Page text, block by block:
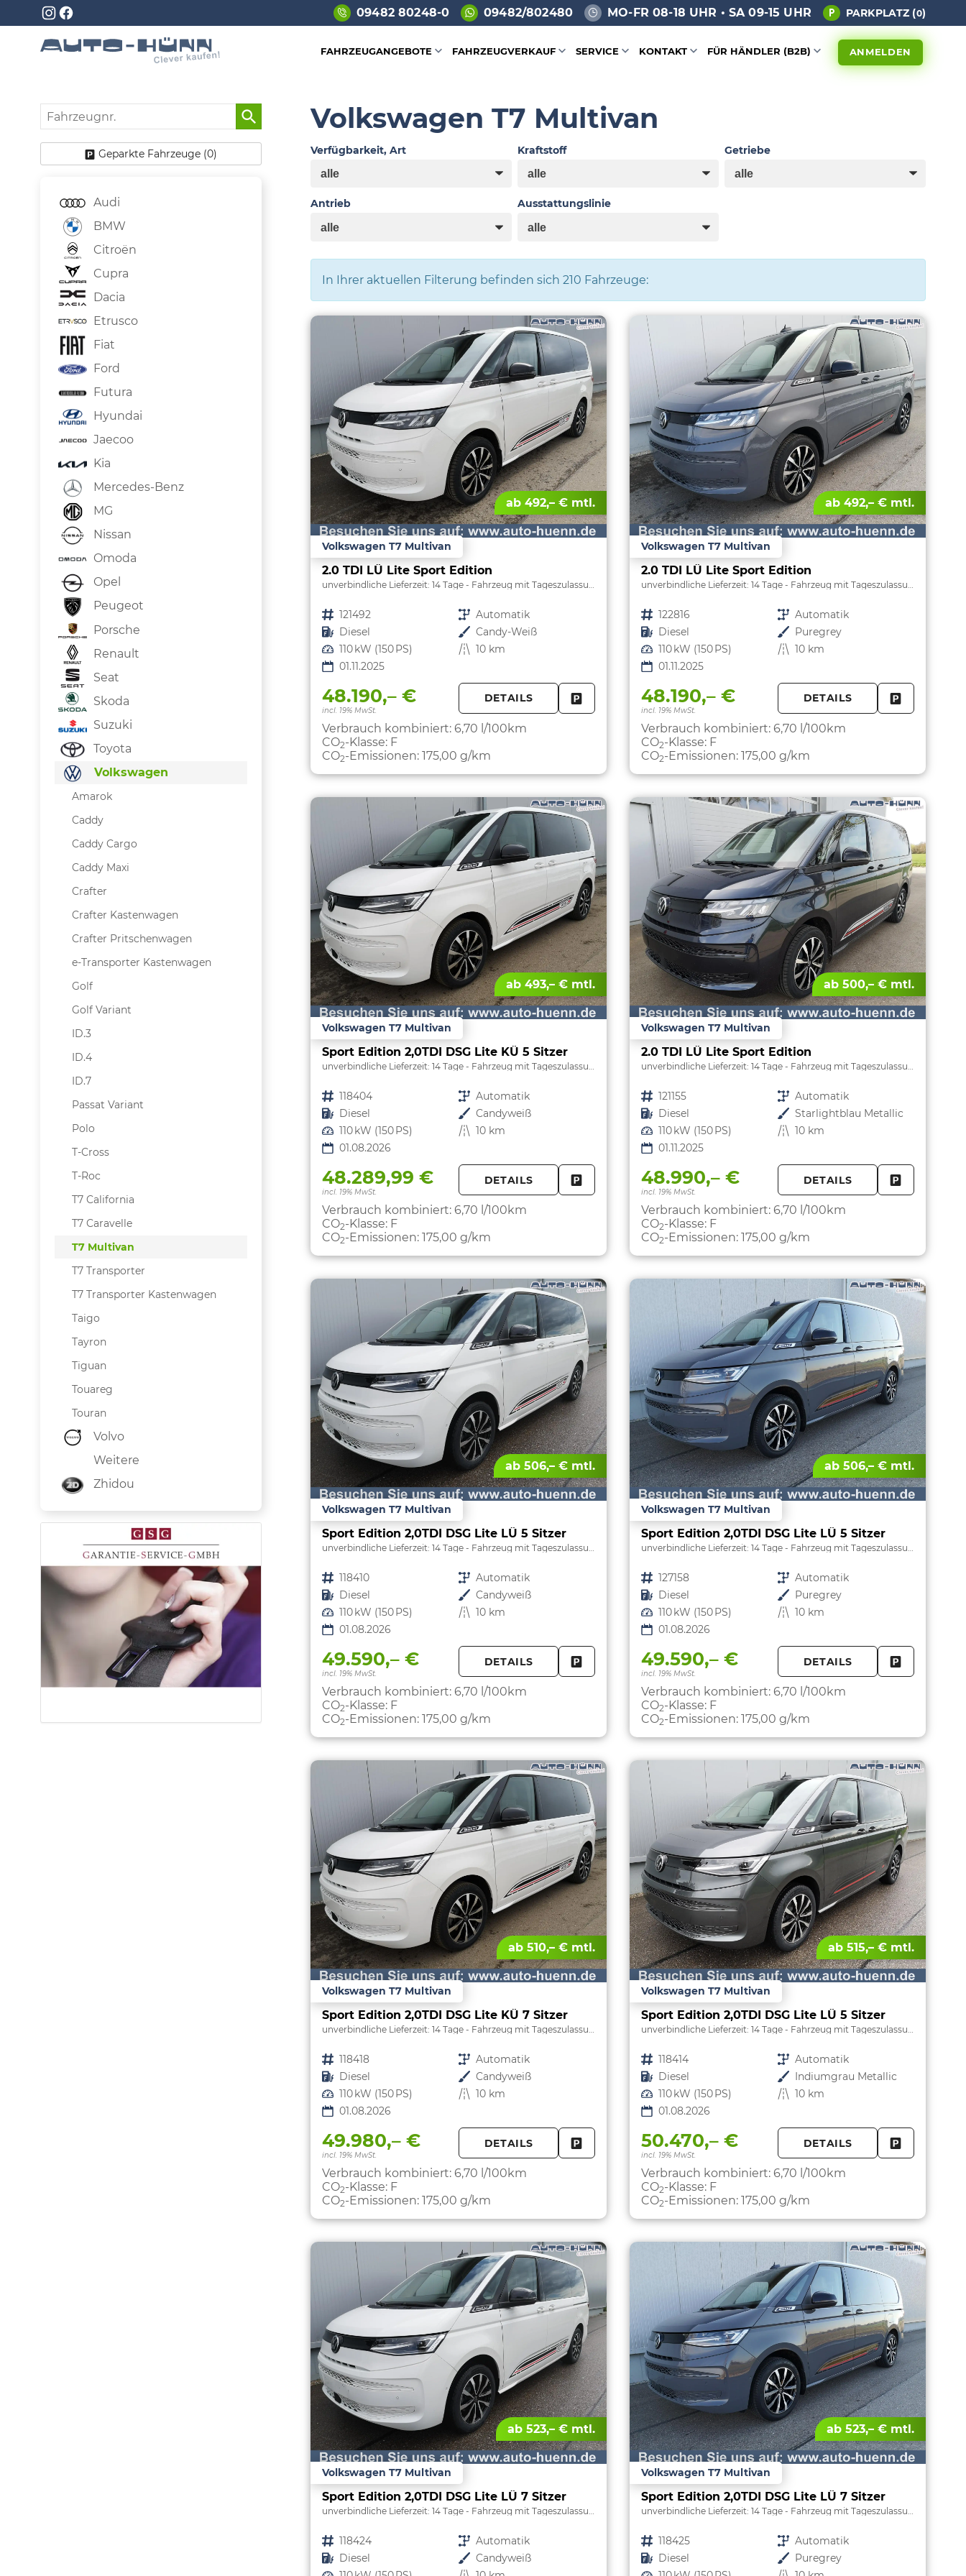
09482 80248-0 09482/802480 MO-FR 08-18 UHR • SA 09-15 UHR PARKPLATZ (0)
FAHRZEUGANGEBOTE FAHRZEUGVERKAUF SERVICE KONTAKT FÜR HÄNDLER (B2B) ANMELDEN
Volkswagen T7 Multivan
Verfügbarkeit, Art Kraftstoff Getriebe
Antrieb Ausstattungslinie
In Ihrer aktuellen Filterung befinden sich 210 Fahrzeuge:
ab 492,– € mtl.
Volkswagen T7 Multivan
2.0 TDI LÜ Lite Sport Edition
unverbindliche Lieferzeit: 14 Tage Fahrzeug mit Tageszulassung
Fahrzeugnr. 121492 Getriebe Automatik
Kraftstoff Diesel Außenfarbe Candy-Weiß
Leistung 110 kW (150 PS) Kilometerstand 10 km
01.11.2025
48.190,– €
incl. 19% MwSt.
DETAILS FAHRZEUG PARKEN
Verbrauch kombiniert: 6,70 l/100km
CO2-Klasse: F
CO2-Emissionen: 175,00 g/km
ab 492,– € mtl.
Volkswagen T7 Multivan
2.0 TDI LÜ Lite Sport Edition
unverbindliche Lieferzeit: 14 Tage Fahrzeug mit Tageszulassung
Fahrzeugnr. 122816 Getriebe Automatik
Kraftstoff Diesel Außenfarbe Puregrey
Leistung 110 kW (150 PS) Kilometerstand 10 km
01.11.2025
48.190,– €
incl. 19% MwSt.
DETAILS
Verbrauch kombiniert: 6,70 l/100km
CO2-Klasse: F
CO2-Emissionen: 175,00 g/km
ab 493,– € mtl.
Volkswagen T7 Multivan
Sport Edition 2,0TDI DSG Lite KÜ 5 Sitzer
unverbindliche Lieferzeit: 14 Tage Fahrzeug mit Tageszulassung
Fahrzeugnr. 118404 Getriebe Automatik
Kraftstoff Diesel Außenfarbe Candyweiß
Leistung 110 kW (150 PS) Kilometerstand 10 km
01.08.2026
48.289,99 €
incl. 19% MwSt.
DETAILS FAHRZEUG PARKEN
Verbrauch kombiniert: 6,70 l/100km
CO2-Klasse: F
CO2-Emissionen: 175,00 g/km
ab 500,– € mtl.
Volkswagen T7 Multivan
2.0 TDI LÜ Lite Sport Edition
unverbindliche Lieferzeit: 14 Tage Fahrzeug mit Tageszulassung
Fahrzeugnr. 121155 Getriebe Automatik
Kraftstoff Diesel Außenfarbe Starlightblau Metallic
Leistung 110 kW (150 PS) Kilometerstand 10 km
01.11.2025
48.990,– €
incl. 19% MwSt.
DETAILS
Verbrauch kombiniert: 6,70 l/100km
CO2-Klasse: F
CO2-Emissionen: 175,00 g/km
ab 506,– € mtl.
Volkswagen T7 Multivan
Sport Edition 2,0TDI DSG Lite LÜ 5 Sitzer
unverbindliche Lieferzeit: 14 Tage Fahrzeug mit Tageszulassung
Fahrzeugnr. 118410 Getriebe Automatik
Kraftstoff Diesel Außenfarbe Candyweiß
Leistung 110 kW (150 PS) Kilometerstand 10 km
01.08.2026
49.590,– €
incl. 19% MwSt.
DETAILS FAHRZEUG PARKEN
Verbrauch kombiniert: 6,70 l/100km
CO2-Klasse: F
CO2-Emissionen: 175,00 g/km
ab 506,– € mtl.
Volkswagen T7 Multivan
Sport Edition 2,0TDI DSG Lite LÜ 5 Sitzer
unverbindliche Lieferzeit: 14 Tage Fahrzeug mit Tageszulassung
Fahrzeugnr. 127158 Getriebe Automatik
Kraftstoff Diesel Außenfarbe Puregrey
Leistung 110 kW (150 PS) Kilometerstand 10 km
01.08.2026
49.590,– €
incl. 19% MwSt.
DETAILS
Verbrauch kombiniert: 6,70 l/100km
CO2-Klasse: F
CO2-Emissionen: 175,00 g/km
ab 510,– € mtl.
Volkswagen T7 Multivan
Sport Edition 2,0TDI DSG Lite KÜ 7 Sitzer
unverbindliche Lieferzeit: 14 Tage Fahrzeug mit Tageszulassung
Fahrzeugnr. 118418 Getriebe Automatik
Kraftstoff Diesel Außenfarbe Candyweiß
Leistung 110 kW (150 PS) Kilometerstand 10 km
01.08.2026
49.980,– €
incl. 19% MwSt.
DETAILS FAHRZEUG PARKEN
Verbrauch kombiniert: 6,70 l/100km
CO2-Klasse: F
CO2-Emissionen: 175,00 g/km
ab 515,– € mtl.
Volkswagen T7 Multivan
Sport Edition 2,0TDI DSG Lite LÜ 5 Sitzer
unverbindliche Lieferzeit: 14 Tage Fahrzeug mit Tageszulassung
Fahrzeugnr. 118414 Getriebe Automatik
Kraftstoff Diesel Außenfarbe Indiumgrau Metallic
Leistung 110 kW (150 PS) Kilometerstand 10 km
01.08.2026
50.470,– €
incl. 19% MwSt.
DETAILS
Verbrauch kombiniert: 6,70 l/100km
CO2-Klasse: F
CO2-Emissionen: 175,00 g/km
ab 523,– € mtl.
Volkswagen T7 Multivan
Sport Edition 2,0TDI DSG Lite LÜ 7 Sitzer
unverbindliche Lieferzeit: 14 Tage Fahrzeug mit Tageszulassung
Fahrzeugnr. 118424 Getriebe Automatik
Kraftstoff Diesel Außenfarbe Candyweiß
ab 523,– € mtl.
Volkswagen T7 Multivan
Sport Edition 2,0TDI DSG Lite LÜ 7 Sitzer
unverbindliche Lieferzeit: 14 Tage Fahrzeug mit Tageszulassung
Fahrzeugnr. 118425 Getriebe Automatik
Kraftstoff Diesel Außenfarbe Puregrey
Fahrzeugnr.
Geparkte Fahrzeuge (0)
Audi
BMW
Citroën
Cupra
Dacia
Etrusco
Fiat
Ford
Futura
Hyundai
Jaecoo
Kia
Mercedes-Benz
MG
Nissan
Omoda
Opel
Peugeot
Porsche
Renault
Seat
Skoda
Suzuki
Toyota
Volkswagen
Amarok
Caddy
Caddy Cargo
Caddy Maxi
Crafter
Crafter Kastenwagen
Crafter Pritschenwagen
e-Transporter Kastenwagen
Golf
Golf Variant
ID.3
ID.4
ID.7
Passat Variant
Polo
T-Cross
T-Roc
T7 California
T7 Caravelle
T7 Multivan
T7 Transporter
T7 Transporter Kastenwagen
Taigo
Tayron
Tiguan
Touareg
Touran
Volvo
Weitere
Zhidou